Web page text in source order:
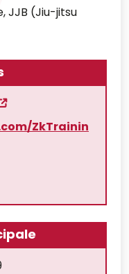
JJB (Jiu-jitsu
ZkTrainin